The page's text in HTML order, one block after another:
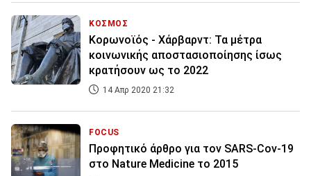
ΚΟΣΜΟΣ
Κορωνοϊός - Χάρβαρντ: Τα μέτρα
κοινωνικής αποστασιοποίησης ίσως
κρατήσουν ως το 2022
14 Απρ 2020 21:32
FOCUS
Προφητικό άρθρο για τον SARS-Cov-19
στο Nature Medicine το 2015